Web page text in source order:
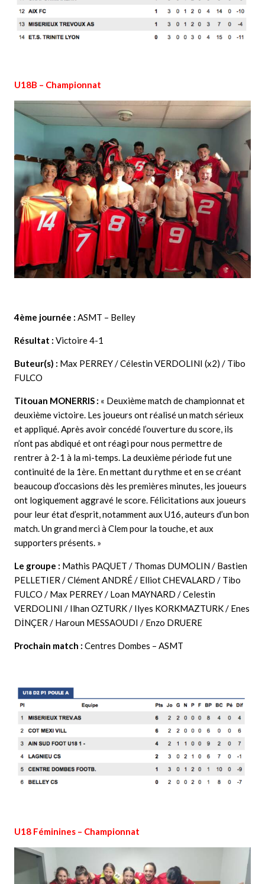
U18B – Championnat
4ème journée : ASMT – Belley
Résultat : Victoire 4-1
Buteur(s) : Max PERREY / Célestin VERDOLINI (x2) / Tibo
FULCO
Titouan MONERRIS : « Deuxième match de championnat et
deuxième victoire. Les joueurs ont réalisé un match sérieux
et appliqué. Après avoir concédé l’ouverture du score, ils
n’ont pas abdiqué et ont réagi pour nous permettre de
rentrer à 2-1 à la mi-temps. La deuxième période fut une
continuité de la 1ère. En mettant du rythme et en se créant
beaucoup d’occasions dès les premières minutes, les joueurs
ont logiquement aggravé le score. Félicitations aux joueurs
pour leur état d’esprit, notamment aux U16, auteurs d’un bon
match. Un grand merci à Clem pour la touche, et aux
supporters présents. »
Le groupe : Mathis PAQUET / Thomas DUMOLIN / Bastien
PELLETIER / Clément ANDRÉ / Elliot CHEVALARD / Tibo
FULCO / Max PERREY / Loan MAYNARD / Celestin
VERDOLINI / Ilhan OZTURK / Ilyes KORKMAZTURK / Enes
DİNÇER / Haroun MESSAOUDI / Enzo DRUERE
Prochain match : Centres Dombes – ASMT
U18 Féminines – Championnat